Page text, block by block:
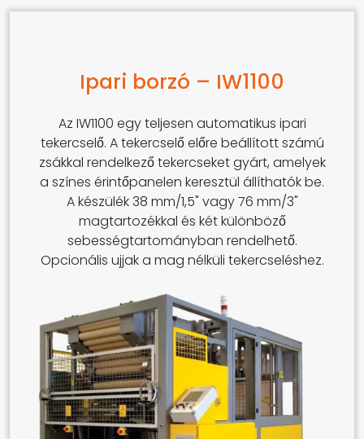
Ipari borzó – IW1100
Az IW1100 egy teljesen automatikus ipari
tekercselő. A tekercselő előre beállított számú
zsákkal rendelkező tekercseket gyárt, amelyek
a színes érintőpanelen keresztül állíthatók be.
A készülék 38 mm/1,5" vagy 76 mm/3"
magtartozékkal és két különböző
sebességtartományban rendelhető.
Opcionális ujjak a mag nélküli tekercseléshez.